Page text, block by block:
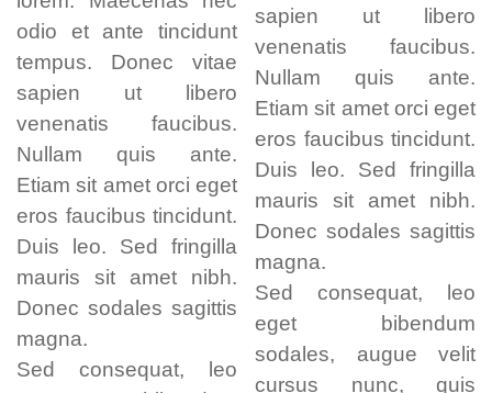
odio et ante tincidunt
tempus. Donec vitae
sapien ut libero
venenatis faucibus.
Nullam quis ante.
Etiam sit amet orci eget
eros faucibus tincidunt.
Duis leo. Sed fringilla
mauris sit amet nibh.
Donec sodales sagittis
magna.
Sed consequat, leo
sapien ut libero
venenatis faucibus.
Nullam quis ante.
Etiam sit amet orci eget
eros faucibus tincidunt.
Duis leo. Sed fringilla
mauris sit amet nibh.
Donec sodales sagittis
magna.
Sed consequat, leo
eget bibendum
sodales, augue velit
cursus nunc, quis